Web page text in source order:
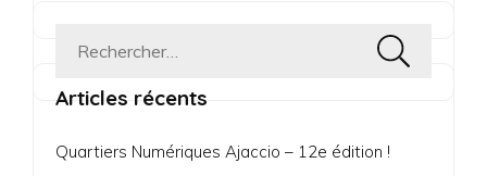
Rechercher :
Articles récents
Quartiers Numériques Ajaccio – 12e édition !